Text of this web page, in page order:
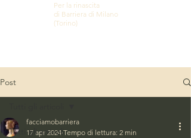
Per la rinascita
di Barriera di Milano
(Torino)
Post
Tutti gli articoli
facciamobarriera
17 apr 2024 Tempo di lettura: 2 min